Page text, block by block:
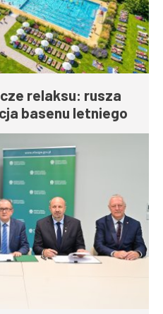
relaksu: rusza
basenu letniego